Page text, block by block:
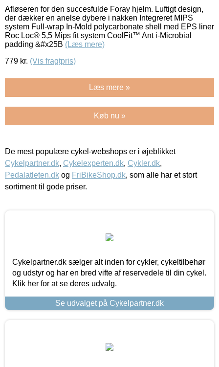
Afløseren for den succesfulde Foray hjelm. Luftigt design,
der dækker en anelse dybere i nakken Integreret MIPS
system Full-wrap In-Mold polycarbonate shell med EPS liner
Roc Loc® 5,5 Mips fit system CoolFit™ Ant i-Microbial
padding &#x25B (Læs mere)
779 kr. (Vis fragtpris)
Læs mere »
Køb nu »
De mest populære cykel-webshops er i øjeblikket
Cykelpartner.dk, Cykelexperten.dk, Cykler.dk,
Pedalatleten.dk og FriBikeShop.dk, som alle har et stort
sortiment til gode priser.
Cykelpartner.dk sælger alt inden for cykler, cykeltilbehør
og udstyr og har en bred vifte af reservedele til din cykel.
Klik her for at se deres udvalg.
Se udvalget på Cykelpartner.dk